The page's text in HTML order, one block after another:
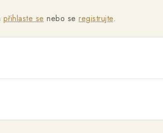
přihlaste se nebo se registrujte.